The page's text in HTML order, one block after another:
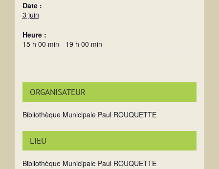
Date :
3 juin
Heure :
15 h 00 min - 19 h 00 min
LIEU
Bibliothèque Municipale Paul ROUQUETTE
ORGANISATEUR
Bibliothèque Municipale Paul ROUQUETTE